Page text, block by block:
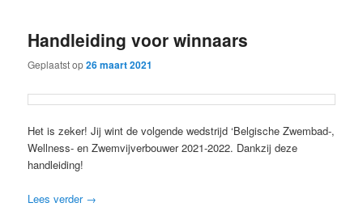
Handleiding voor winnaars
Geplaatst op26 maart 2021
Het is zeker! Jij wint de volgende wedstrijd ‘Belgische Zwembad-,
Wellness- en Zwemvijverbouwer 2021-2022. Dankzij deze
handleiding!
Lees verder →